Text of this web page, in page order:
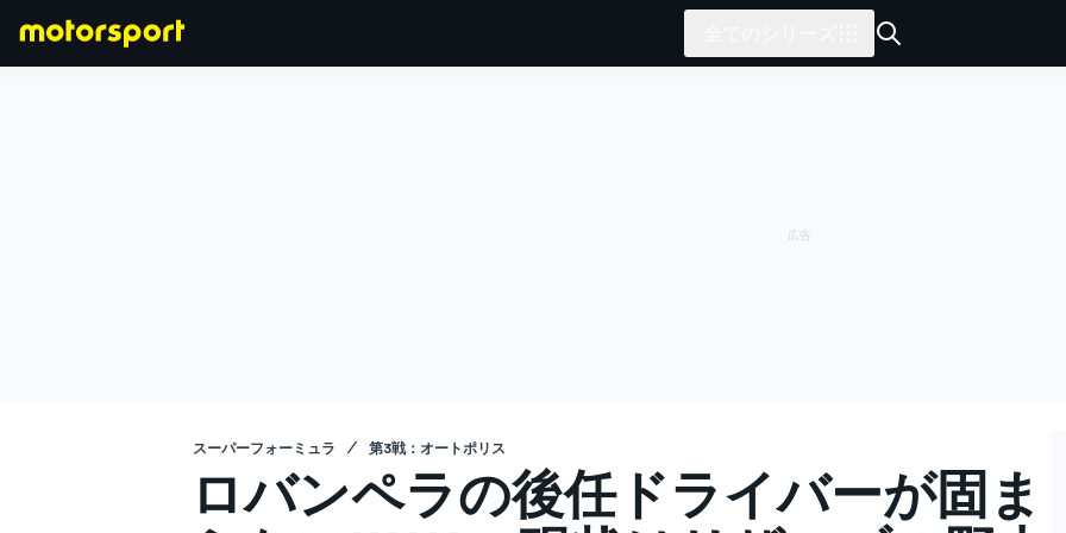
スーパーフォーミュラ 第3戦：オートポリス
ロバンペラの後任ドライバーが固ま